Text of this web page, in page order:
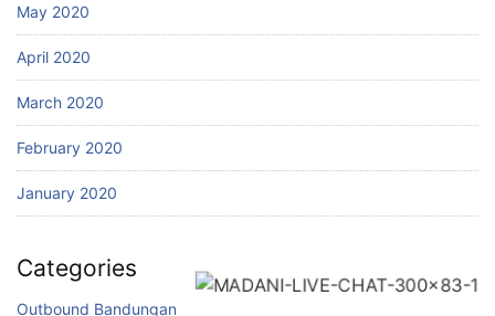
May 2020
April 2020
March 2020
February 2020
January 2020
Categories
Outbound Bandungan